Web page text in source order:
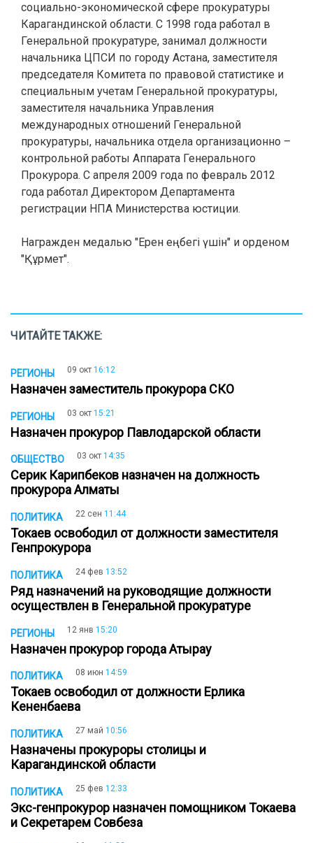
социально-экономической сфере прокуратуры
Карагандинской области. С 1998 года работал в
Генеральной прокуратуре, занимал должности
начальника ЦПСИ по городу Астана, заместителя
председателя Комитета по правовой статистике и
специальным учетам Генеральной прокуратуры,
заместителя начальника Управления
международных отношений Генеральной
прокуратуры, начальника отдела организационно –
контрольной работы Аппарата Генерального
Прокурора. С апреля 2009 года по февраль 2012
года работал Директором Департамента
регистрации НПА Министерства юстиции.
Награжден медалью "Ерен еңбегі үшін" и орденом
"Құрмет".
ЧИТАЙТЕ ТАКЖЕ:
РЕГИОНЫ 09 окт 16:12
Назначен заместитель прокурора СКО
РЕГИОНЫ 03 окт 15:21
Назначен прокурор Павлодарской области
ОБЩЕСТВО 03 окт 14:35
Серик Карипбеков назначен на должность
прокурора Алматы
ПОЛИТИКА 22 сен 11:44
Токаев освободил от должности заместителя
Генпрокурора
ПОЛИТИКА 24 фев 13:52
Ряд назначений на руководящие должности
осуществлен в Генеральной прокуратуре
РЕГИОНЫ 12 янв 15:20
Назначен прокурор города Атырау
ПОЛИТИКА 08 июн 14:59
Токаев освободил от должности Ерлика
Кененбаева
ПОЛИТИКА 27 май 10:56
Назначены прокуроры столицы и
Карагандинской области
ПОЛИТИКА 25 фев 12:33
Экс-генпрокурор назначен помощником Токаева
и Секретарем Совбеза